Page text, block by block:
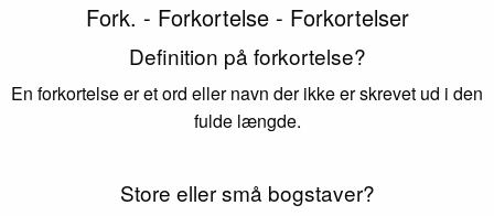
Fork. - Forkortelse - Forkortelser
Definition på forkortelse?
En forkortelse er et ord eller navn der ikke er skrevet ud i den
fulde længde.
Store eller små bogstaver?